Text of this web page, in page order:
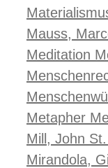
Mauss,
Meditation
Metapher
Mill, John St.
Mirandola,